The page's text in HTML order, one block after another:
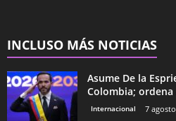
INCLUSO MÁS NOTICIAS
Asume De la
Colombia; ordena
Internacional 7